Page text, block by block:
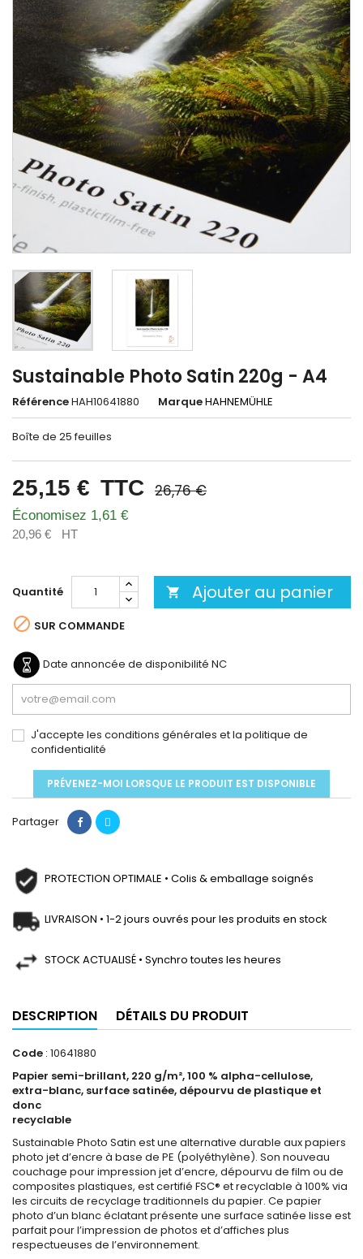
Sustainable Photo Satin 220g - A4
RéférenceHAH10641880 MarqueHAHNEMÜHLE
Boîte de 25 feuilles
25,15 € TTC 26,76 €
Économisez 1,61 €
20,96 € HT
Quantité  Ajouter au panier
 SUR COMMANDE
Date annoncée de disponibilité NC
J'accepte les conditions générales et la politique de
confidentialité
PRÉVENEZ-MOI LORSQUE LE PRODUIT EST DISPONIBLE
Partager
PROTECTION OPTIMALE • Colis & emballage soignés
LIVRAISON • 1-2 jours ouvrés pour les produits en stock
STOCK ACTUALISÉ • Synchro toutes les heures
DESCRIPTION DÉTAILS DU PRODUIT
Code : 10641880
Papier semi-brillant, 220 g/m², 100 % alpha-cellulose,
extra-blanc, surface satinée, dépourvu de plastique et
donc
recyclable
Sustainable Photo Satin est une alternative durable aux papiers
photo jet d’encre à base de PE (polyéthylène). Son nouveau
couchage pour impression jet d’encre, dépourvu de film ou de
composites plastiques, est certifié FSC® et recyclable à 100% via
les circuits de recyclage traditionnels du papier. Ce papier
photo d’un blanc éclatant présente une surface satinée lisse est
parfait pour l’impression de photos et d’affiches plus
respectueuses de l’environnement.